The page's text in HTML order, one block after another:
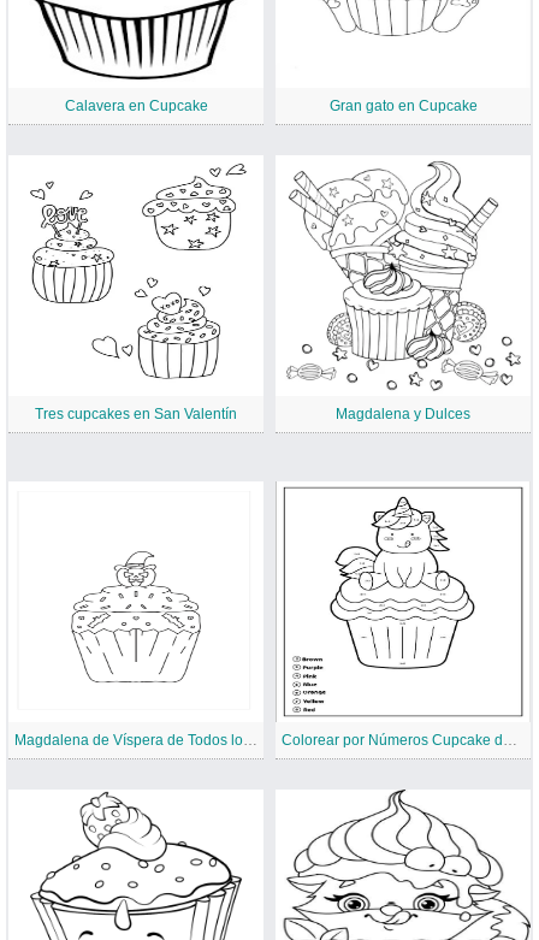
Calavera en Cupcake Gran gato en Cupcake
Tres cupcakes en San Valentín Magdalena y Dulces
Magdalena de Víspera de Todos los Santos Colorear por Números Cupcake de Unicornio